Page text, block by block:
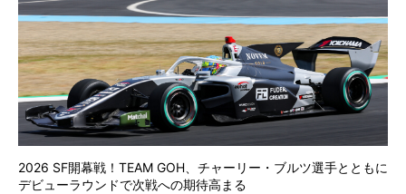
2026 SF開幕戦！TEAM GOH、チャーリー・ブルツ選手とともに
デビューラウンドで次戦への期待高まる